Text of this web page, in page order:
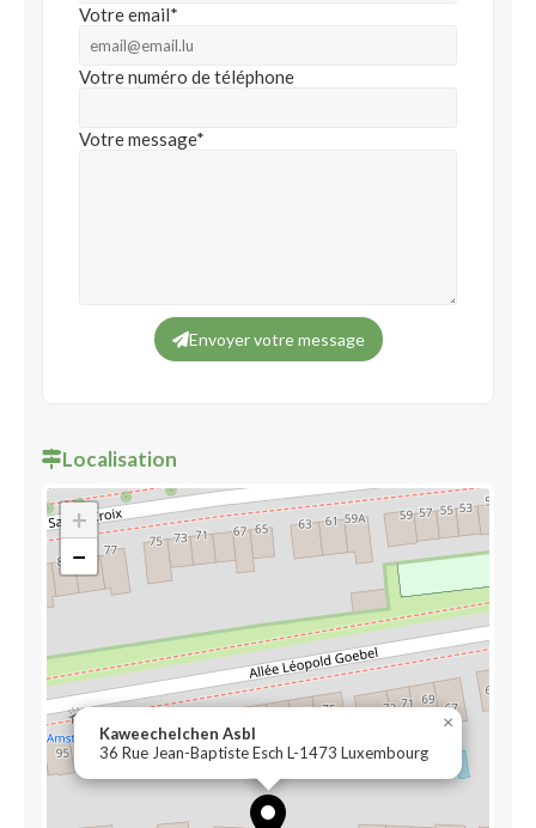
Votre email*
Votre numéro de téléphone
Votre message*
Envoyer votre message
Localisation
Kaweechelchen Asbl
36 Rue Jean-Baptiste Esch L-1473 Luxembourg
×
+
−